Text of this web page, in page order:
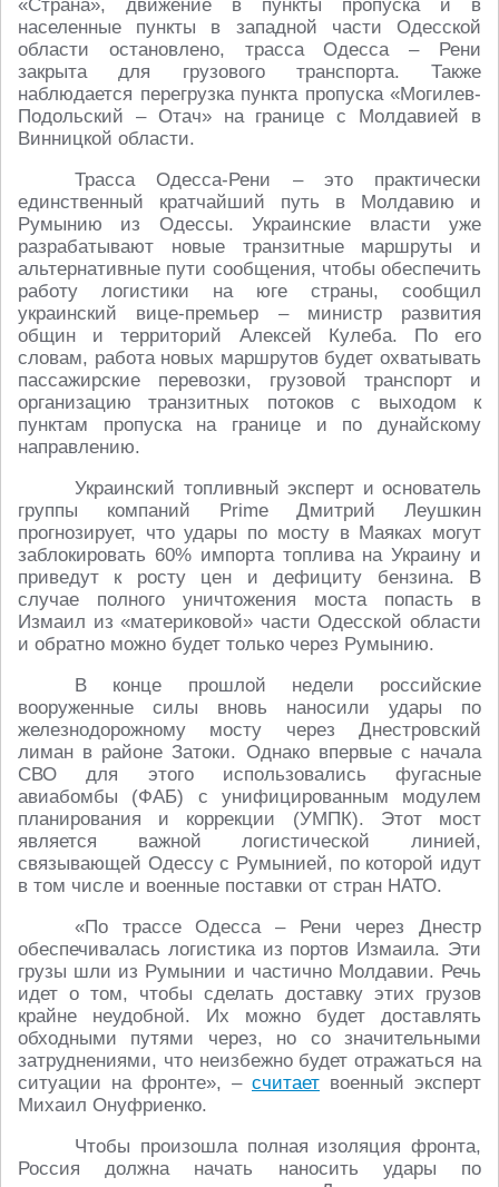
«Страна», движение в пункты пропуска и в
населенные пункты в западной части Одесской
области остановлено, трасса Одесса – Рени
закрыта для грузового транспорта. Также
наблюдается перегрузка пункта пропуска «Могилев-
Подольский – Отач» на границе с Молдавией в
Винницкой области.
Трасса Одесса-Рени – это практически
единственный кратчайший путь в Молдавию и
Румынию из Одессы. Украинские власти уже
разрабатывают новые транзитные маршруты и
альтернативные пути сообщения, чтобы обеспечить
работу логистики на юге страны, сообщил
украинский вице-премьер – министр развития
общин и территорий Алексей Кулеба. По его
словам, работа новых маршрутов будет охватывать
пассажирские перевозки, грузовой транспорт и
организацию транзитных потоков с выходом к
пунктам пропуска на границе и по дунайскому
направлению.
Украинский топливный эксперт и основатель
группы компаний Prime Дмитрий Леушкин
прогнозирует, что удары по мосту в Маяках могут
заблокировать 60% импорта топлива на Украину и
приведут к росту цен и дефициту бензина. В
случае полного уничтожения моста попасть в
Измаил из «материковой» части Одесской области
и обратно можно будет только через Румынию.
В конце прошлой недели российские
вооруженные силы вновь наносили удары по
железнодорожному мосту через Днестровский
лиман в районе Затоки. Однако впервые с начала
СВО для этого использовались фугасные
авиабомбы (ФАБ) с унифицированным модулем
планирования и коррекции (УМПК). Этот мост
является важной логистической линией,
связывающей Одессу с Румынией, по которой идут
в том числе и военные поставки от стран НАТО.
«По трассе Одесса – Рени через Днестр
обеспечивалась логистика из портов Измаила. Эти
грузы шли из Румынии и частично Молдавии. Речь
идет о том, чтобы сделать доставку этих грузов
крайне неудобной. Их можно будет доставлять
обходными путями через, но со значительными
затруднениями, что неизбежно будет отражаться на
ситуации на фронте», – считает военный эксперт
Михаил Онуфриенко.
Чтобы произошла полная изоляция фронта,
Россия должна начать наносить удары по